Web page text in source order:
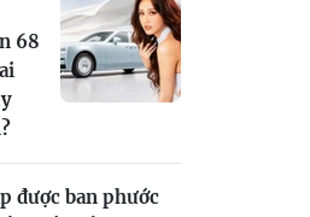
68
được ban phước